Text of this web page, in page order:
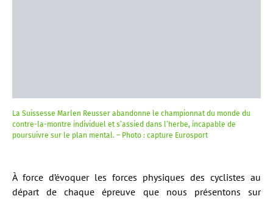
La Suissesse Marlen Reusser abandonne le championnat du monde du
contre-la-montre individuel et s’assied dans l’herbe, incapable de
poursuivre sur le plan mental. – Photo : capture Eurosport
À force d’évoquer les forces physiques des cyclistes au
départ de chaque épreuve que nous présentons sur